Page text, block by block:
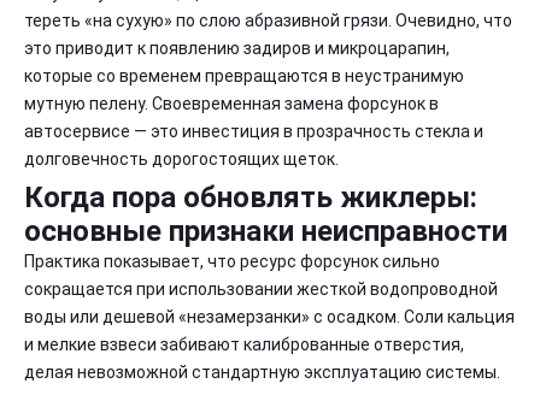
тереть «на сухую» по слою абразивной грязи. Очевидно, что
это приводит к появлению задиров и микроцарапин,
которые со временем превращаются в неустранимую
мутную пелену. Своевременная замена форсунок в
автосервисе — это инвестиция в прозрачность стекла и
долговечность дорогостоящих щеток.
Когда пора обновлять жиклеры:
основные признаки неисправности
Практика показывает, что ресурс форсунок сильно
сокращается при использовании жесткой водопроводной
воды или дешевой «незамерзанки» с осадком. Соли кальция
и мелкие взвеси забивают калиброванные отверстия,
делая невозможной стандартную эксплуатацию системы.